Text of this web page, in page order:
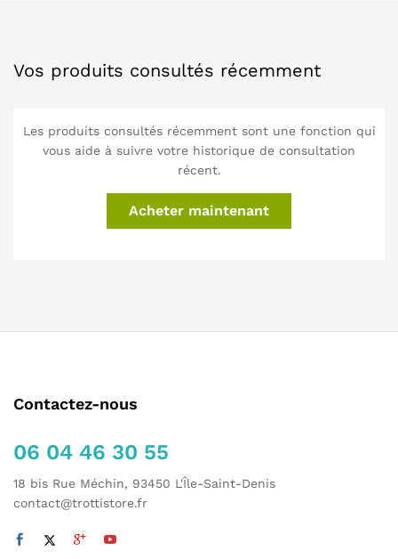
Vos produits consultés récemment
Les produits consultés récemment sont une fonction qui
vous aide à suivre votre historique de consultation
récent.
Acheter maintenant
Contactez-nous
06 04 46 30 55
18 bis Rue Méchin, 93450 L'Île-Saint-Denis
contact@trottistore.fr